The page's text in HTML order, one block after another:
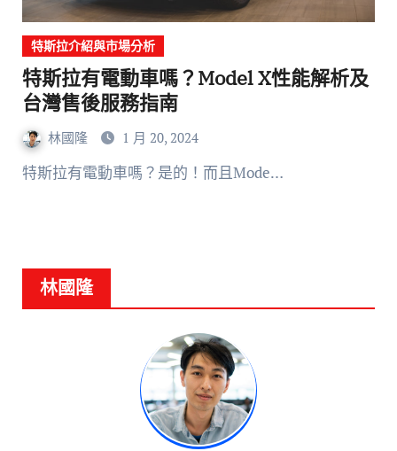
特斯拉介紹與市場分析
特斯拉有電動車嗎？Model X性能解析及
台灣售後服務指南
林國隆 1 月 20, 2024
特斯拉有電動車嗎？是的！而且Mode…
林國隆